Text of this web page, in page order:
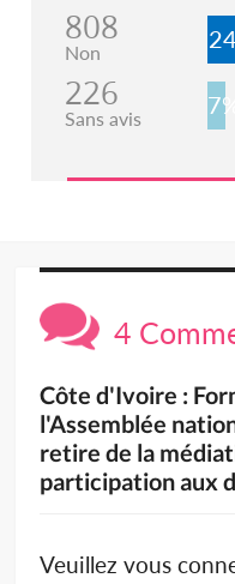
808
Non
226
Sans avis 7%
4
Côte d'Ivoire :
l'Assemblée
retire de la
participation aux
Veuillez vous